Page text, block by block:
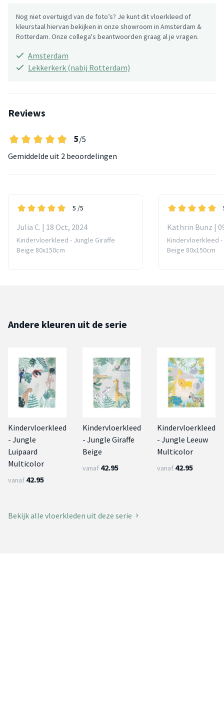
Nog niet overtuigd van de foto’s? Je kunt dit vloerkleed of
kleurstaal hiervan bekijken in onze showroom in Amsterdam &
Rotterdam. Onze collega's beantwoorden graag al je vragen.
Amsterdam
Lekkerkerk (nabij Rotterdam)
Reviews
5/5
Gemiddelde uit 2 beoordelingen
5 /5
Julia C. | 18 Oct, 2024
Kindervloerkleed - Jungle Giraffe
Beige 80x150cm
Kathrin Bunz |
Kindervloerkleed
Beige 80x150cm
Andere kleuren uit de serie
Kindervloerkleed
- Jungle
Luipaard
Multicolor
vanaf 42.95
Kindervloerkleed
- Jungle Giraffe
Beige
vanaf 42.95
Kindervloerkleed
- Jungle Leeuw
Multicolor
vanaf 42.95
Bekijk alle vloerkleden uit deze serie